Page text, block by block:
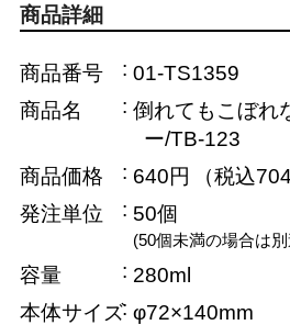
商品詳細
商品番号
01-TS1359
商品名
倒れてもこぼれ
ー/TB-123
商品価格
640円
（税込
発注単位
50個
(50個未満の場合は
容量
280ml
本体サイズ φ72×140mm